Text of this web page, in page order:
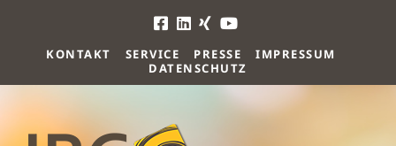
KONTAKT SERVICE PRESSE
IMPRESSUM
DATENSCHUTZ